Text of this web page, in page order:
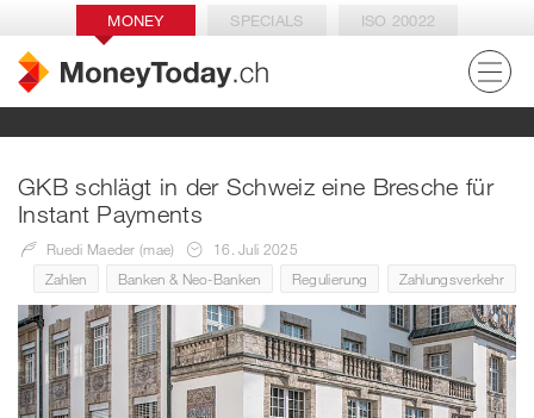
MONEY SPECIALS ISO 20022
GKB schlägt in der Schweiz eine Bresche für
Instant Payments
Ruedi Maeder (mae)
16. Juli 2025
Zahlen
Banken & Neo-Banken Regulierung Zahlungsverkehr